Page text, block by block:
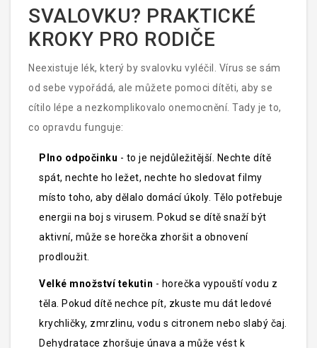
po nakažení a trvají 2 až 4 týdny.
SVALOVKU? PRAKTICKÉ
KROKY PRO RODIČE
Neexistuje lék, který by svalovku vyléčil. Vírus se sám
od sebe vypořádá, ale můžete pomoci dítěti, aby se
cítilo lépe a nezkomplikovalo onemocnění. Tady je to,
co opravdu funguje:
Plno odpočinku - to je nejdůležitější. Nechte dítě
spát, nechte ho ležet, nechte ho sledovat filmy
místo toho, aby dělalo domácí úkoly. Tělo potřebuje
energii na boj s virusem. Pokud se dítě snaží být
aktivní, může se horečka zhoršit a obnovení
prodloužit.
Velké množství tekutin - horečka vypouští vodu z
těla. Pokud dítě nechce pít, zkuste mu dát ledové
krychličky, zmrzlinu, vodu s citronem nebo slabý čaj.
Dehydratace zhoršuje únava a může vést k